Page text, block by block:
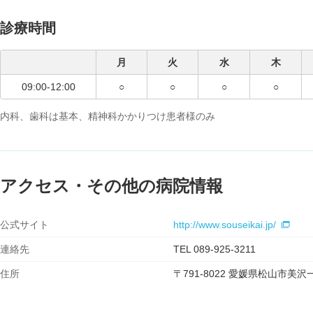
診療時間
月 火 水 木
09:00-12:00 ○ ○ ○ ○
内科、歯科は基本、精神科かかりつけ患者様のみ
アクセス・その他の病院情報
公式サイト http://www.souseikai.jp/
連絡先 TEL 089-925-3211
住所 〒791-8022 愛媛県松山市美沢